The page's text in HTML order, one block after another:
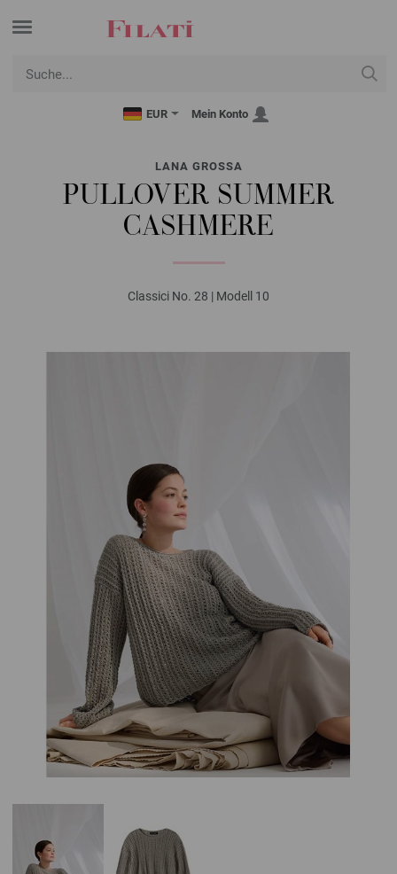
EUR Mein Konto
LANA GROSSA
PULLOVER SUMMER
CASHMERE
Classici No. 28 | Modell 10